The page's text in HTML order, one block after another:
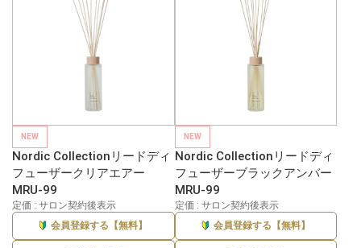
NEW
Nordic Collectionリードディ
フューザークリアエアー
MRU-99
定価 : サロン契約後表示
会員登録する【無料】
NEW
Nordic Collectionリードディ
フューザーブラックアンバー
MRU-99
定価 : サロン契約後表示
会員登録する【無料】